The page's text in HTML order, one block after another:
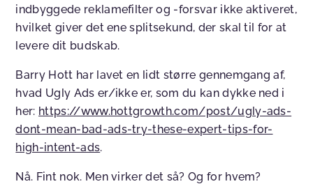
indbyggede reklamefilter og -forsvar ikke aktiveret,
hvilket giver det ene splitsekund, der skal til for at
levere dit budskab.
Barry Hott har lavet en lidt større gennemgang af,
hvad Ugly Ads er/ikke er, som du kan dykke ned i
her: https://www.hottgrowth.com/post/ugly-ads-
dont-mean-bad-ads-try-these-expert-tips-for-
high-intent-ads.
Nå. Fint nok. Men virker det så? Og for hvem?